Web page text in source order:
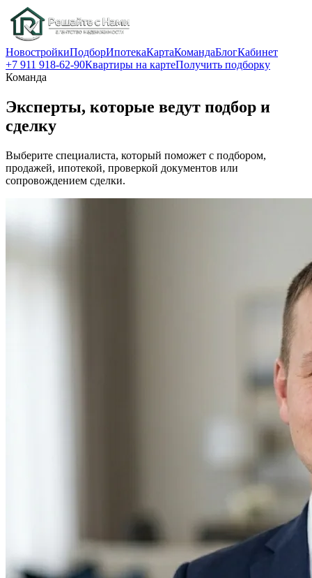
НовостройкиПодборИпотекаКартаКомандаБлогКабинет
+7 911 918-62-90Квартиры на картеПолучить подборку
Команда
Эксперты, которые ведут подбор и
сделку
Выберите специалиста, который поможет с подбором,
продажей, ипотекой, проверкой документов или
сопровождением сделки.